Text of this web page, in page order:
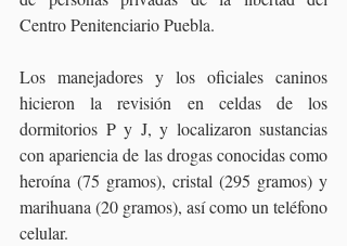
Centro Penitenciario Puebla.
Los manejadores y los oficiales caninos
hicieron la revisión en celdas de los
dormitorios P y J, y localizaron sustancias
con apariencia de las drogas conocidas como
heroína (75 gramos), cristal (295 gramos) y
marihuana (20 gramos), así como un teléfono
celular.